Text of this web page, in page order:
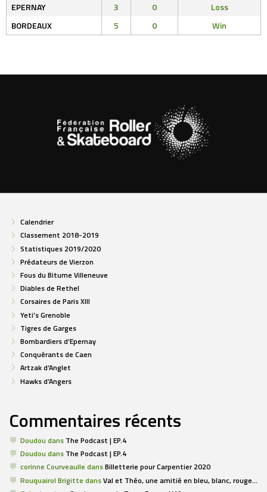
EPERNAY
3 0
Loss
BORDEAUX
5 0 Win
Calendrier
Classement 2018-2019
Statistiques 2019/2020
Prédateurs de Vierzon
Fous du Bitume Villeneuve
Diables de Rethel
Corsaires de Paris XIII
Yeti’s Grenoble
Tigres de Garges
Bombardiers d’Epernay
Conquérants de Caen
Artzak d’Anglet
Hawks d’Angers
Commentaires récents
Doudou dans The Podcast | EP.4
Doudou dans The Podcast | EP.4
corinne CourveaulledansBilletterie pour Carpentier 2020
Rouquairol BrigittedansVal et Théo, une amitié en bleu, blanc, rouge…